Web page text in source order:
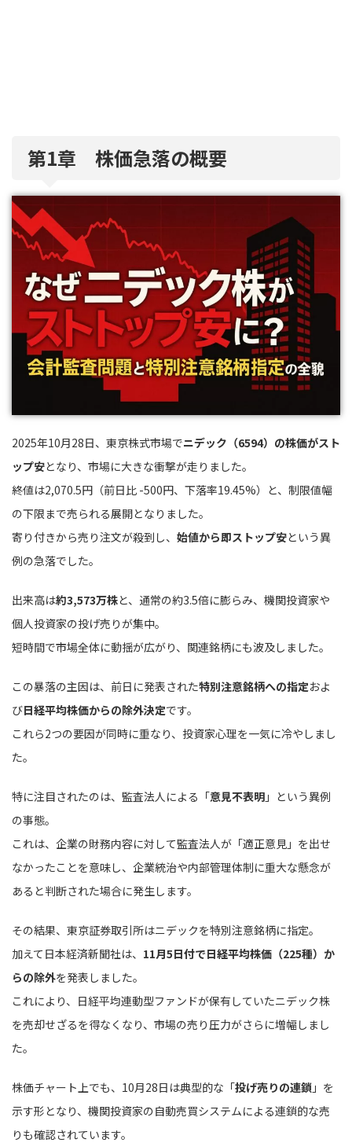
第1章 株価急落の概要
2025年10月28日、東京株式市場でニデック（6594）の株価がスト
ップ安となり、市場に大きな衝撃が走りました。
終値は2,070.5円（前日比 -500円、下落率19.45%）と、制限値幅
の下限まで売られる展開となりました。
寄り付きから売り注文が殺到し、 始値から即ストップ安という異
例の急落でした。
出来高は約3,573万株と、通常の約3.5倍に膨らみ、機関投資家や
個人投資家の投げ売りが集中。
短時間で市場全体に動揺が広がり、関連銘柄にも波及しました。
この暴落の主因は、前日に発表された特別注意銘柄への指定およ
び日経平均株価からの除外決定です。
これら2つの要因が同時に重なり、投資家心理を一気に冷やしまし
た。
特に注目されたのは、監査法人による「意見不表明 」という異例
の事態。
これは、企業の財務内容に対して監査法人が「適正意見」を出せ
なかったことを意味し、企業統治や内部管理体制に重大な懸念が
あると判断された場合に発生します。
その結果、東京証券取引所はニデックを特別注意銘柄に指定。
加えて日本経済新聞社は、 11月5日付で日経平均株価（225種）か
らの除外を発表しました。
これにより、日経平均連動型ファンドが保有していたニデック株
を売却せざるを得なくなり、市場の売り圧力がさらに増幅しまし
た。
株価チャート上でも、10月28日は典型的な「投げ売りの連鎖 」を
示す形となり、機関投資家の自動売買システムによる連鎖的な売
りも確認されています。